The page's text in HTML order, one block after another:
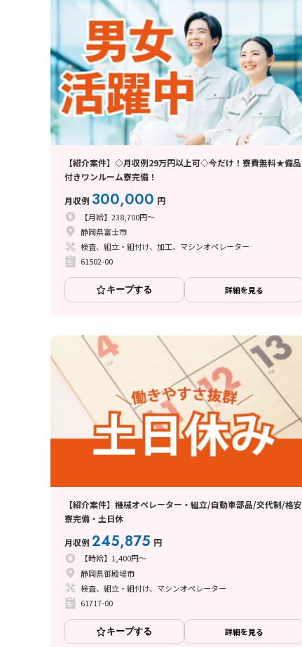
【紹介案件】◇月収例29万円以上可◇今だけ！寮費無料★備品
付きワンルーム寮完備！
月収例 300,000 円
【月給】238,700円～
静岡県富士市
検査、組立・組付け、加工、マシンオペレーター
61502-00
キープする 詳細を見る
【紹介案件】機械オペレーター・組立/自動車部品/交代制/格安
寮完備・土日休
月収例245,875 円
【時給】1,400円～
静岡県御殿場市
検査、組立・組付け、マシンオペレーター
61717-00
キープする 詳細を見る